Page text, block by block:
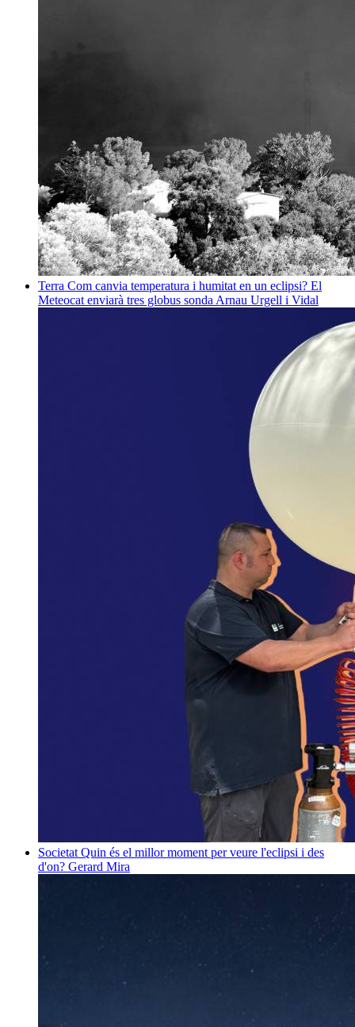
Terra Com canvia temperatura i humitat en un eclipsi? El
Meteocat enviarà tres globus sonda Arnau Urgell i Vidal
Societat Quin és el millor moment per veure l'eclipsi i des
d'on? Gerard Mira